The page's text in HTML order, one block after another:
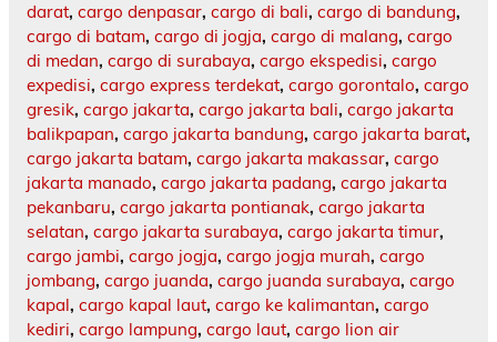
darat, cargo denpasar, cargo di bali, cargo di bandung,
cargo di batam, cargo di jogja, cargo di malang, cargo
di medan, cargo di surabaya, cargo ekspedisi, cargo
expedisi, cargo express terdekat, cargo gorontalo, cargo
gresik, cargo jakarta, cargo jakarta bali, cargo jakarta
balikpapan, cargo jakarta bandung, cargo jakarta barat,
cargo jakarta batam, cargo jakarta makassar, cargo
jakarta manado, cargo jakarta padang, cargo jakarta
pekanbaru, cargo jakarta pontianak, cargo jakarta
selatan, cargo jakarta surabaya, cargo jakarta timur,
cargo jambi, cargo jogja, cargo jogja murah, cargo
jombang, cargo juanda, cargo juanda surabaya, cargo
kapal, cargo kapal laut, cargo ke kalimantan, cargo
kediri, cargo lampung, cargo laut, cargo lion air